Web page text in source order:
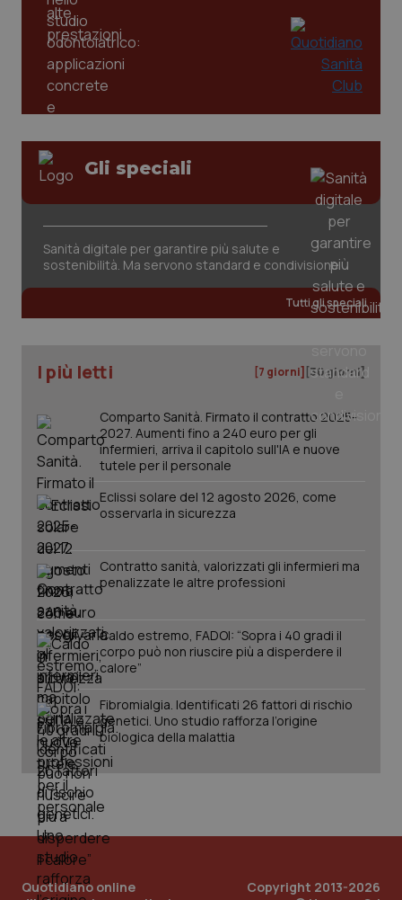
Gli speciali
Sanità digitale per garantire più salute e
sostenibilità. Ma servono standard e condivisione
Tutti gli speciali
I più letti [7 giorni] [30 giorni]
Comparto Sanità. Firmato il contratto 2025-
2027. Aumenti fino a 240 euro per gli
infermieri, arriva il capitolo sull'IA e nuove
tutele per il personale
Eclissi solare del 12 agosto 2026, come
osservarla in sicurezza
Contratto sanità, valorizzati gli infermieri ma
penalizzate le altre professioni
Caldo estremo, FADOI: “Sopra i 40 gradi il
corpo può non riuscire più a disperdere il
calore”
Fibromialgia. Identificati 26 fattori di rischio
genetici. Uno studio rafforza l’origine
biologica della malattia
Quotidiano online
Copyright 2013-2026
www.quotidianosanita.it
_ga_KM60CM4NPH .quotidianosanita.it
Nome
_ga_0VMQEQKQ1N
utilizzato
da Google
Nome Fornitore/Dominio Scadenza
VISITOR_INFO1_LIVE